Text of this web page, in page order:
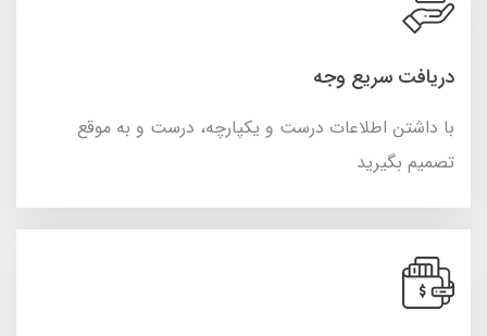
دریافت سریع وجه
با داشتن اطلاعات درست و یکپارچه، درست و به موقع
تصمیم بگیرید